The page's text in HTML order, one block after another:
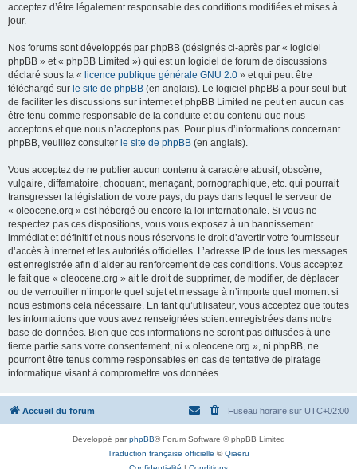
acceptez d’être légalement responsable des conditions modifiées et mises à
jour.
Nos forums sont développés par phpBB (désignés ci-après par « logiciel
phpBB » et « phpBB Limited ») qui est un logiciel de forum de discussions
déclaré sous la « licence publique générale GNU 2.0 » et qui peut être
téléchargé sur le site de phpBB (en anglais). Le logiciel phpBB a pour seul but
de faciliter les discussions sur internet et phpBB Limited ne peut en aucun cas
être tenu comme responsable de la conduite et du contenu que nous
acceptons et que nous n’acceptons pas. Pour plus d’informations concernant
phpBB, veuillez consulter le site de phpBB (en anglais).
Vous acceptez de ne publier aucun contenu à caractère abusif, obscène,
vulgaire, diffamatoire, choquant, menaçant, pornographique, etc. qui pourrait
transgresser la législation de votre pays, du pays dans lequel le serveur de
« oleocene.org » est hébergé ou encore la loi internationale. Si vous ne
respectez pas ces dispositions, vous vous exposez à un bannissement
immédiat et définitif et nous nous réservons le droit d’avertir votre fournisseur
d’accès à internet et les autorités officielles. L’adresse IP de tous les messages
est enregistrée afin d’aider au renforcement de ces conditions. Vous acceptez
le fait que « oleocene.org » ait le droit de supprimer, de modifier, de déplacer
ou de verrouiller n’importe quel sujet et message à n’importe quel moment si
nous estimons cela nécessaire. En tant qu’utilisateur, vous acceptez que toutes
les informations que vous avez renseignées soient enregistrées dans notre
base de données. Bien que ces informations ne seront pas diffusées à une
tierce partie sans votre consentement, ni « oleocene.org », ni phpBB, ne
pourront être tenus comme responsables en cas de tentative de piratage
informatique visant à compromettre vos données.
Accueil du forum Fuseau horaire sur UTC+02:00
Développé parphpBB® Forum Software © phpBB Limited
Traduction française officielle ©Qiaeru